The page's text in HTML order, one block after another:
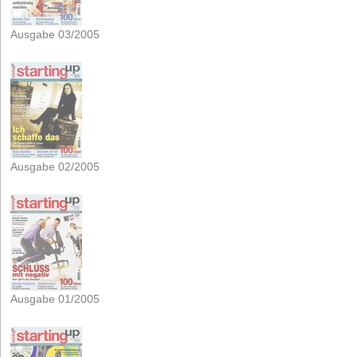
Ausgabe 03/2005
Ausgabe 02/2005
Ausgabe 01/2005